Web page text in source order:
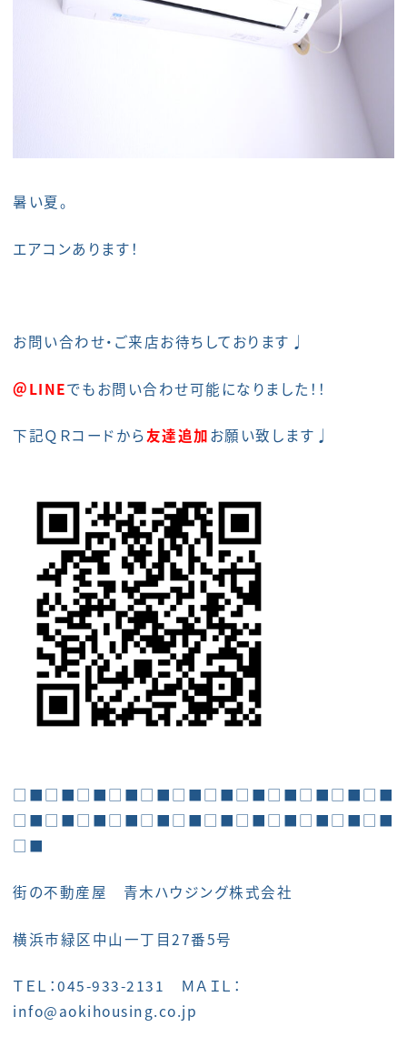
暑い夏。
エアコンあります！
お問い合わせ・ご来店お待ちしております♩
＠LINEでもお問い合わせ可能になりました！！
下記ＱＲコードから友達追加お願い致します♩
□■□■□■□■□■□■□■□■□■□■□■□■
□■□■□■□■□■□■□■□■□■□■□■□■
□■
街の不動産屋 青木ハウジング株式会社
横浜市緑区中山一丁目27番5号
ＴＥＬ：045-933-2131 ＭＡＩＬ：
info@aokihousing.co.jp